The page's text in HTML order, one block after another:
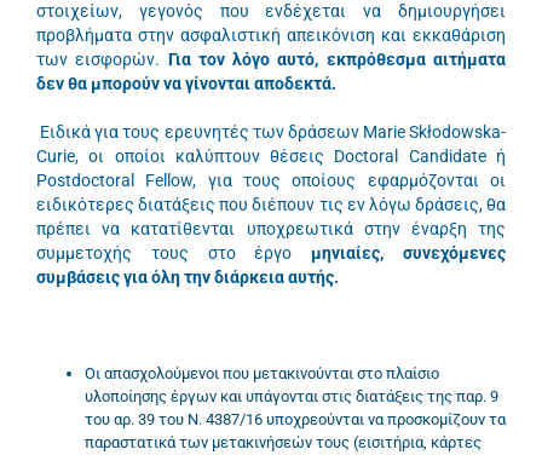
στοιχείων, γεγονός που ενδέχεται να δημιουργήσει
προβλήματα στην ασφαλιστική απεικόνιση και εκκαθάριση
των εισφορών. Για τον λόγο αυτό, εκπρόθεσμα αιτήματα
δεν θα μπορούν να γίνονται αποδεκτά.
Ειδικά για τους ερευνητές των δράσεων Marie Skłodowska-
Curie, οι οποίοι καλύπτουν θέσεις Doctoral Candidate ή
Postdoctoral Fellow, για τους οποίους εφαρμόζονται οι
ειδικότερες διατάξεις που διέπουν τις εν λόγω δράσεις, θα
πρέπει να κατατίθενται υποχρεωτικά στην έναρξη της
συμμετοχής τους στο έργο μηνιαίες, συνεχόμενες
συμβάσεις για όλη την διάρκεια αυτής.
Οι απασχολούμενοι που μετακινούνται στο πλαίσιο
υλοποίησης έργων και υπάγονται στις διατάξεις της παρ. 9
του αρ. 39 του Ν. 4387/16 υποχρεούνται να προσκομίζουν τα
παραστατικά των μετακινήσεών τους (εισιτήρια, κάρτες